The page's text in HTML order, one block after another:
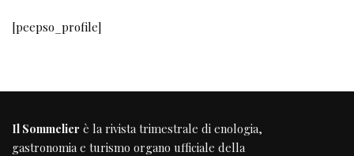
[peepso_profile]
Il Sommelier è la rivista trimestrale di enologia,
gastronomia e turismo organo ufficiale della